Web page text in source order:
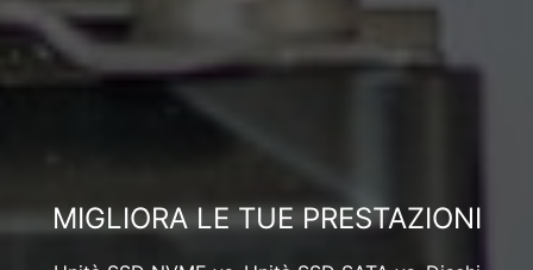
MIGLIORA LE TUE PRESTAZIONI